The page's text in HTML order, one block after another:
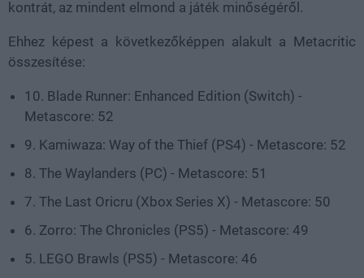
kontrát, az mindent elmond a játék minőségéről.
Ehhez képest a következőképpen alakult a Metacritic
összesítése:
10. Blade Runner: Enhanced Edition (Switch) -
Metascore: 52
9. Kamiwaza: Way of the Thief (PS4) - Metascore: 52
8. The Waylanders (PC) - Metascore: 51
7. The Last Oricru (Xbox Series X) - Metascore: 50
6. Zorro: The Chronicles (PS5) - Metascore: 49
5. LEGO Brawls (PS5) - Metascore: 46